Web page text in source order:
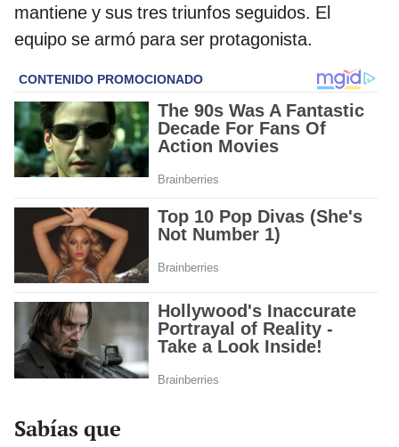
mantiene y sus tres triunfos seguidos. El
equipo se armó para ser protagonista.
Sabías que